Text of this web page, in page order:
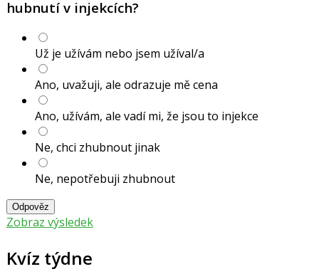
hubnutí v injekcích?
Už je užívám nebo jsem užíval/a
Ano, uvažuji, ale odrazuje mě cena
Ano, užívám, ale vadí mi, že jsou to injekce
Ne, chci zhubnout jinak
Ne, nepotřebuji zhubnout
Odpověz
Zobraz výsledek
Kvíz týdne